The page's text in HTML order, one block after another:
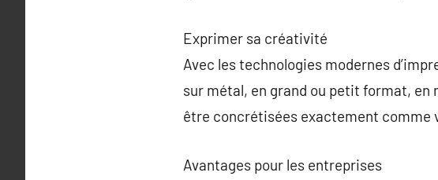
Exprimer sa créativité
Avec les technologies modernes
sur métal, en grand ou petit format, en
être concrétisées exactement comme
Avantages pour les entreprises